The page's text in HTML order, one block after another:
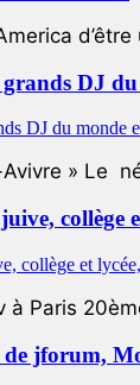
DJ
» Le
collège
à Paris
jforum,